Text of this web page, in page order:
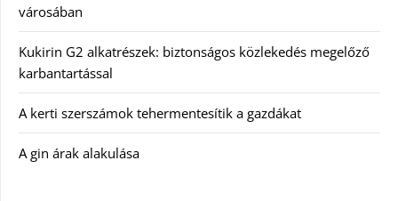
városában
Kukirin G2 alkatrészek: biztonságos közlekedés megelőző
karbantartással
A kerti szerszámok tehermentesítik a gazdákat
A gin árak alakulása